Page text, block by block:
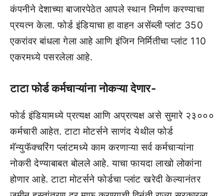
कंपनीने देशाच्या बाजारपेठेत आपले स्थान निर्माण करण्याचा
प्रयत्न केला. फोर्ड इंडियाचा हा वाहन असेंब्ली प्लांट 350
एकरांवर बांधला गेला आहे आणि इंजिन निर्मितीचा प्लांट 110
एकरमध्ये पसरलेला आहे.
टाटा फोर्ड कर्मचाऱ्यांना नोकऱ्या देणार-
फोर्ड इंडियामध्ये प्रत्यक्ष आणि अप्रत्यक्ष असे सुमारे २३०००
कर्मचारी आहेत. टाटा मोटर्सने साणंद येथील फोर्ड
मॅन्युफॅक्चरिंग प्लांटमध्ये काम करणाऱ्या सर्व कर्मचाऱ्यांना
नोकरी देण्याबाबत बोलले आहे. याचा फायदा लाखो लोकांना
होणार आहे. टाटा मोटर्सने फोर्डचा प्लांट खरेदी केल्यानंतर